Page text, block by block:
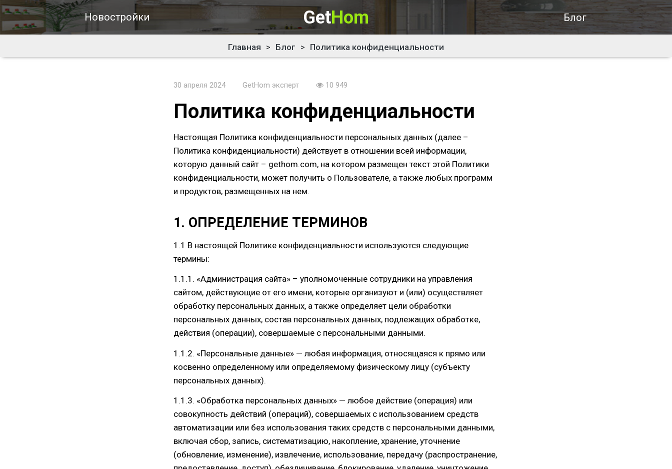
Новостройки GetHom Блог
Главная > Блог > Политика конфиденциальности
30 апреля 2024 GetHom эксперт 10 949
Политика конфиденциальности
Настоящая Политика конфиденциальности персональных данных (далее –
Политика конфиденциальности) действует в отношении всей информации,
которую данный сайт – gethom.com, на котором размещен текст этой Политики
конфиденциальности, может получить о Пользователе, а также любых программ
и продуктов, размещенных на нем.
1. ОПРЕДЕЛЕНИЕ ТЕРМИНОВ
1.1 В настоящей Политике конфиденциальности используются следующие
термины:
1.1.1. «Администрация сайта» – уполномоченные сотрудники на управления
сайтом, действующие от его имени, которые организуют и (или) осуществляет
обработку персональных данных, а также определяет цели обработки
персональных данных, состав персональных данных, подлежащих обработке,
действия (операции), совершаемые с персональными данными.
1.1.2. «Персональные данные» — любая информация, относящаяся к прямо или
косвенно определенному или определяемому физическому лицу (субъекту
персональных данных).
1.1.3. «Обработка персональных данных» — любое действие (операция) или
совокупность действий (операций), совершаемых с использованием средств
автоматизации или без использования таких средств с персональными данными,
включая сбор, запись, систематизацию, накопление, хранение, уточнение
(обновление, изменение), извлечение, использование, передачу (распространение,